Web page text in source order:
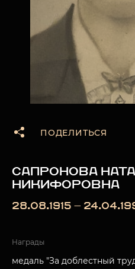
ПОДЕЛИТЬСЯ
САПРОНОВА
НИКИФОРОВНА
28.08.1915 —
Награды
медаль "За доблестный